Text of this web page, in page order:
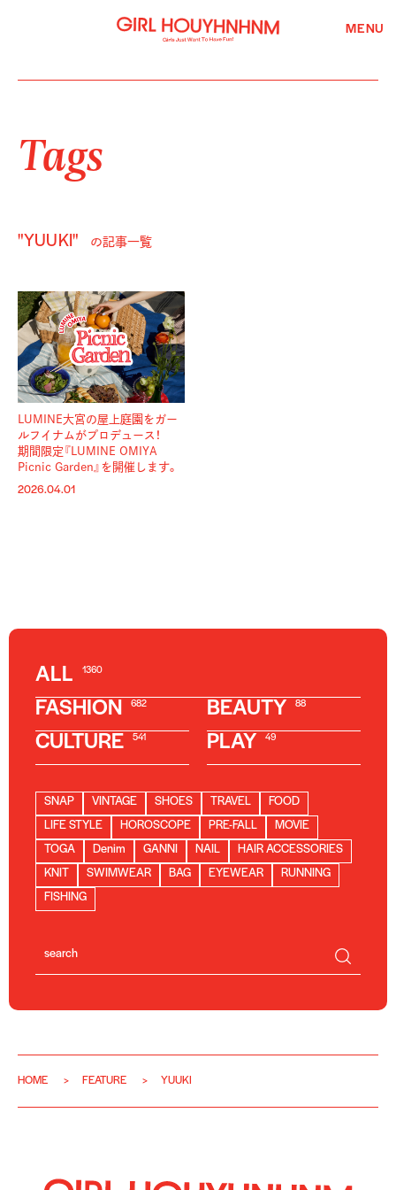
MENU
Tags
"YUUKI" の記事一覧
LUMINE大宮の屋上庭園をガー
ルフイナムがプロデュース！
期間限定『LUMINE OMIYA
Picnic Garden』を開催します。
2026.04.01
ALL 1360
FASHION 682 BEAUTY 88
CULTURE 541 PLAY 49
SNAP VINTAGE SHOES TRAVEL
FOOD
LIFE STYLE
HOROSCOPE PRE-FALL
MOVIE
TOGA
Denim GANNI NAIL
HAIR ACCESSORIES
KNIT
SWIMWEAR BAG EYEWEAR
RUNNING
FISHING
HOME FEATURE YUUKI